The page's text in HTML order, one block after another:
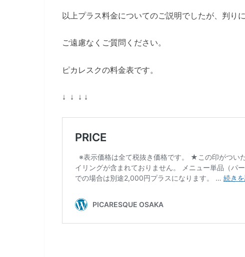
以上プラス料金についてのご説明でしたが、判り
ご遠慮なくご質問ください。
ピカレスクの料金表です。
↓ ↓ ↓ ↓